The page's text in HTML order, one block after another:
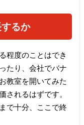
るか
程度のことはでき
たり、会社でバナ
教室を開いてみた
されるはずです。
で十分、ここで終